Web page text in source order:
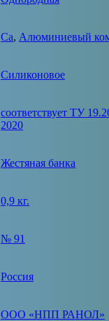
Ca, Алюминиевый
Силиконовое
соответствует ТУ
2020
Жестяная банка
0,9 кг.
№ 91
Россия
ООО «НПП РАНОЛ»